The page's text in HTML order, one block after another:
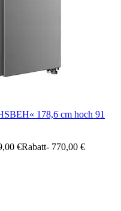
178,6 cm hoch 91
€Rabatt- 770,00 €